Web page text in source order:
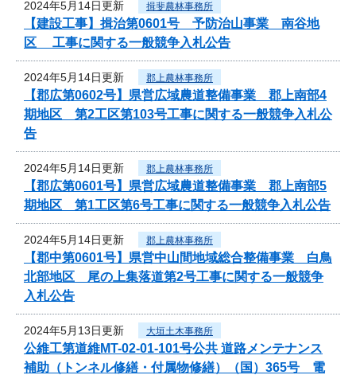
2024年5月14日更新 揖斐農林事務所
【建設工事】揖治第0601号 予防治山事業 南谷地
区 工事に関する一般競争入札公告
2024年5月14日更新 郡上農林事務所
【郡広第0602号】県営広域農道整備事業 郡上南部4
期地区 第2工区第103号工事に関する一般競争入札公
告
2024年5月14日更新 郡上農林事務所
【郡広第0601号】県営広域農道整備事業 郡上南部5
期地区 第1工区第6号工事に関する一般競争入札公告
2024年5月14日更新 郡上農林事務所
【郡中第0601号】県営中山間地域総合整備事業 白鳥
北部地区 尾の上集落道第2号工事に関する一般競争
入札公告
2024年5月13日更新 大垣土木事務所
公維工第道維MT-02-01-101号公共 道路メンテナンス
補助（トンネル修繕・付属物修繕）（国）365号 電